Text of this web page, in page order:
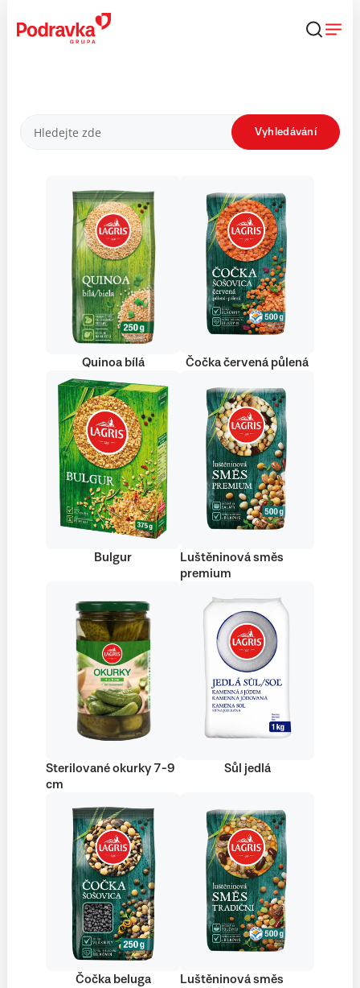
obsahu
Produkty Vyhledávání
Quinoa bílá Čočka červená půlená
Bulgur
Luštěninová směs
premium
Sterilované okurky 7-9
cm
Sůl jedlá
Čočka beluga
Luštěninová směs